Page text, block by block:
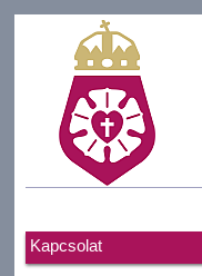
Kapcsolat